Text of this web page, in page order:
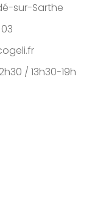
sur-Sarthe
/ 13h30-19h